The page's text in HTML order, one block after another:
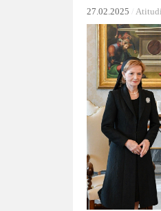
27.02.2025
27.02.2025